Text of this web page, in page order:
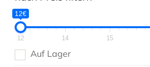
12€
12 14 15
Auf Lager